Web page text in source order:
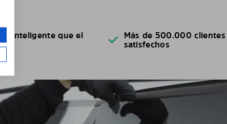
e inteligente que el
Más de 500.000 clientes
satisfechos